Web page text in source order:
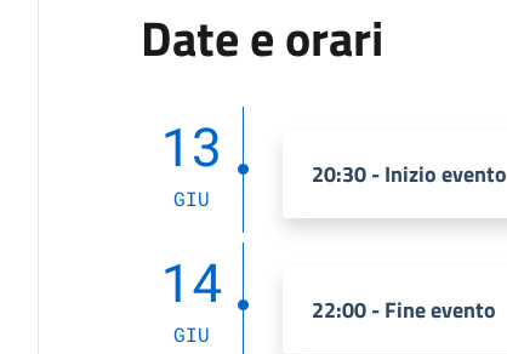
Date e orari
13
GIU
20:30 - Inizio evento
14
GIU
22:00 - Fine evento